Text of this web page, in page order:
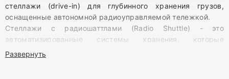
стеллажи (drive-in) для глубинного хранения грузов,
оснащенные автономной радиоуправляемой тележкой.
Стеллажи с радиошаттлами (Radio Shuttle) - это
автоматизированные системы хранения, которые
позволяют максимально эффективно использовать
Развернуть